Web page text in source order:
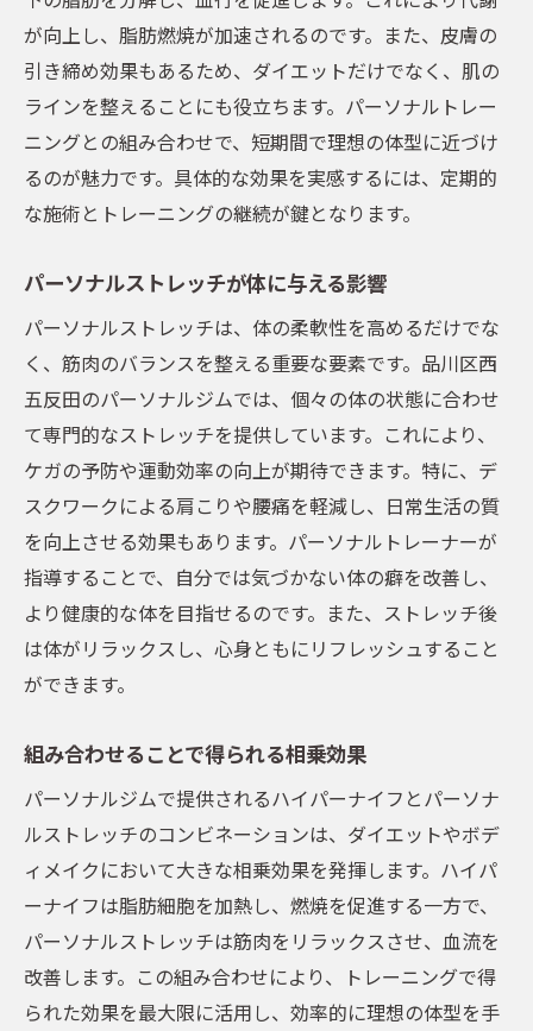
が向上し、脂肪燃焼が加速されるのです。また、皮膚の
引き締め効果もあるため、ダイエットだけでなく、肌の
ラインを整えることにも役立ちます。パーソナルトレー
ニングとの組み合わせで、短期間で理想の体型に近づけ
るのが魅力です。具体的な効果を実感するには、定期的
な施術とトレーニングの継続が鍵となります。
パーソナルストレッチが体に与える影響
パーソナルストレッチは、体の柔軟性を高めるだけでな
く、筋肉のバランスを整える重要な要素です。品川区西
五反田のパーソナルジムでは、個々の体の状態に合わせ
て専門的なストレッチを提供しています。これにより、
ケガの予防や運動効率の向上が期待できます。特に、デ
スクワークによる肩こりや腰痛を軽減し、日常生活の質
を向上させる効果もあります。パーソナルトレーナーが
指導することで、自分では気づかない体の癖を改善し、
より健康的な体を目指せるのです。また、ストレッチ後
は体がリラックスし、心身ともにリフレッシュすること
ができます。
組み合わせることで得られる相乗効果
パーソナルジムで提供されるハイパーナイフとパーソナ
ルストレッチのコンビネーションは、ダイエットやボデ
ィメイクにおいて大きな相乗効果を発揮します。ハイパ
ーナイフは脂肪細胞を加熱し、燃焼を促進する一方で、
パーソナルストレッチは筋肉をリラックスさせ、血流を
改善します。この組み合わせにより、トレーニングで得
られた効果を最大限に活用し、効率的に理想の体型を手